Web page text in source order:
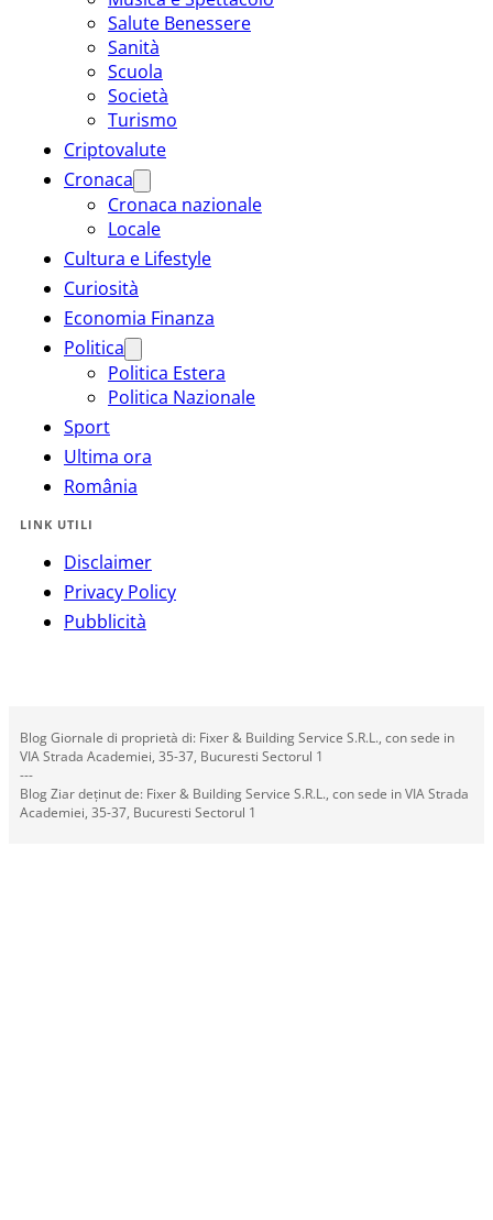
Salute Benessere
Sanità
Scuola
Società
Turismo
Criptovalute
Cronaca
Cronaca nazionale
Locale
Cultura e Lifestyle
Curiosità
Economia Finanza
Politica
Politica Estera
Politica Nazionale
Sport
Ultima ora
România
LINK UTILI
Disclaimer
Privacy Policy
Pubblicità
Blog Giornale di proprietà di: Fixer & Building Service S.R.L., con sede in
VIA Strada Academiei, 35-37, Bucuresti Sectorul 1
---
Blog Ziar deținut de: Fixer & Building Service S.R.L., con sede in VIA Strada
Academiei, 35-37, Bucuresti Sectorul 1